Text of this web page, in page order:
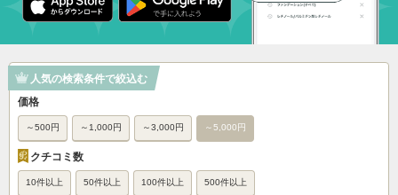
人気の検索条件で絞込む
価格
～500円 ～1,000円 ～3,000円 ～5,000円
クチコミ数
10件以上 50件以上 100件以上 500件以上